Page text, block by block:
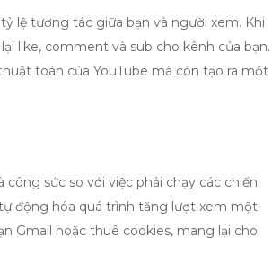
lệ tương tác giữa bạn và người xem. Khi
like, comment và sub cho kênh của bạn.
toán của YouTube mà còn tạo ra một
sức so với việc phải chạy các chiến
động hóa quá trình tăng lượt xem một
Gmail hoặc thuê cookies, mang lại cho